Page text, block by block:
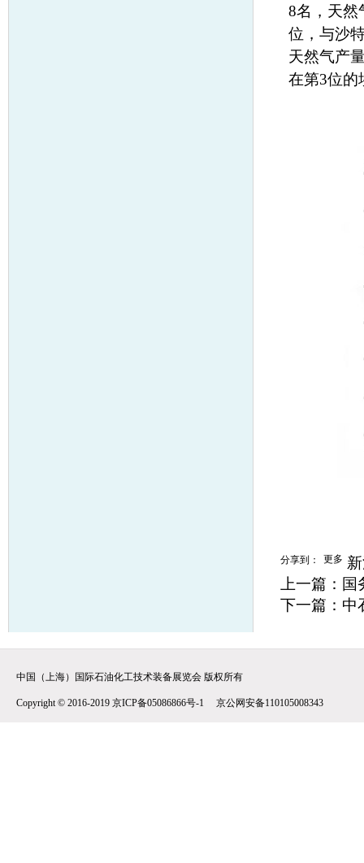
8名，天然
位，与沙
天然气产
在第3位的
分享到： 更多
上一篇： 国
下一篇： 中
中国（上海）国际石油化工技术装备展览会 版权所有
Copyright © 2016-2019 京ICP备05086866号-1 京公网安备110105008343